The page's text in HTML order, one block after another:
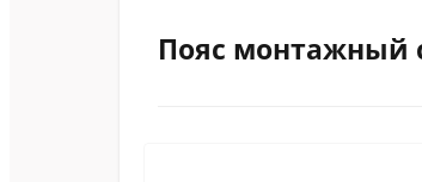
Пояс монтажный